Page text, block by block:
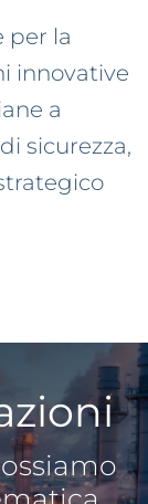
per la
innovative
a
sicurezza,